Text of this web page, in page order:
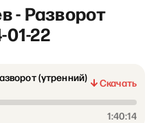
- Разворот
01-22
(утренний)
Скачать
1:40:14